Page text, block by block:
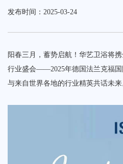
荣誉体系
联系我们
发布时间：2025-03-24
阳春三月，蓄势启航！华艺卫浴将
行业盛会——‌2025年德国法兰克福国
与来自世界各地的行业精英共话未来